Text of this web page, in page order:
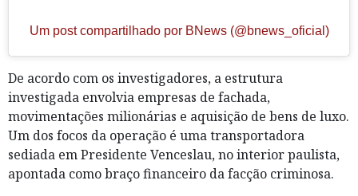
Um post compartilhado por BNews (@bnews_oficial)
De acordo com os investigadores, a estrutura
investigada envolvia empresas de fachada,
movimentações milionárias e aquisição de bens de luxo.
Um dos focos da operação é uma transportadora
sediada em Presidente Venceslau, no interior paulista,
apontada como braço financeiro da facção criminosa.